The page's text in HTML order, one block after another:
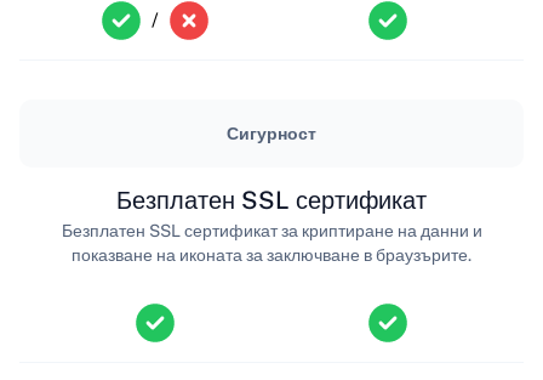
/
Сигурност
Безплатен SSL сертификат
Безплатен SSL сертификат за криптиране на данни и
показване на иконата за заключване в браузърите.